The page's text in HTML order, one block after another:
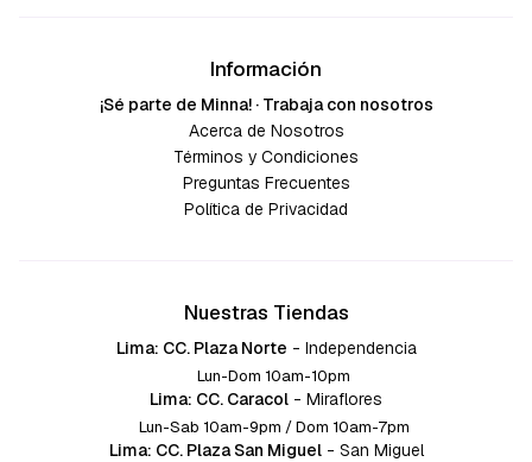
Información
¡Sé parte de Minna! · Trabaja con nosotros
Acerca de Nosotros
Términos y Condiciones
Preguntas Frecuentes
Política de Privacidad
Nuestras Tiendas
Lima: CC. Plaza Norte - Independencia
Lun-Dom 10am-10pm
Lima: CC. Caracol - Miraflores
Lun-Sab 10am-9pm / Dom 10am-7pm
Lima: CC. Plaza San Miguel - San Miguel